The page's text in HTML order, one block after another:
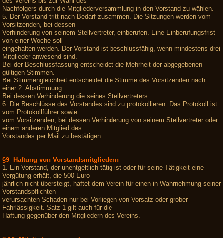
Nachfolgers durch die Mitgliederversammlung in den Vorstand zu wählen.
5. Der Vorstand tritt nach Bedarf zusammen. Die Sitzungen werden vom
Vorsitzenden, bei dessen
Verhinderung von seinem Stellvertreter, einberufen. Eine Einberufungsfrist
von einer Woche soll
eingehalten werden. Der Vorstand ist beschlussfähig, wenn mindestens drei
Mitglieder anwesend sind.
Bei der Beschlussfassung entscheidet die Mehrheit der abgegebenen
gültigen Stimmen.
Bei Stimmengleichheit entscheidet die Stimme des Vorsitzenden nach
einer 2. Abstimmung.
Bei dessen Verhinderung die seines Stellvertreters.
6. Die Beschlüsse des Vorstandes sind zu protokollieren. Das Protokoll ist
vom Protokollführer sowie
vom Vorsitzenden, bei dessen Verhinderung von seinem Stellvertreter oder
einem anderen Mitglied des
Vorstandes per Mail zu bestätigen.
§9 Haftung von Vorstandsmitgliedern
1. Ein Vorstand, der unentgeltlich tätig ist oder für seine Tätigkeit eine
Vergütung erhält, die 500 Euro
jährlich nicht übersteigt, haftet dem Verein für einen in Wahrnehmung seiner
Vorstandspflichten
verursachten Schaden nur bei Vorliegen von Vorsatz oder grober
Fahrlässigkeit. Satz 1 gilt auch für die
Haftung gegenüber den Mitgliedern des Vereins.